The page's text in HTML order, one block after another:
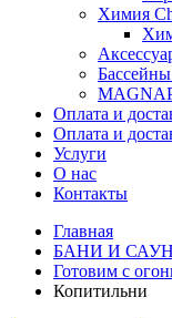
Химия
Оплата и
Оплата и
Услуги
О нас
Контакты
Главная
БАНИ И
Готовим с
Копитильни